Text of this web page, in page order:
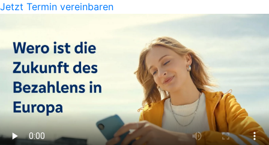
Jetzt Termin vereinbaren